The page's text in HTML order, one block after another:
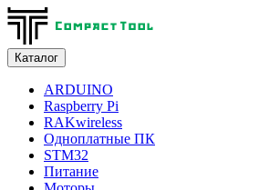
Каталог
ARDUINO
Raspberry Pi
RAKwireless
Одноплатные ПК
STM32
Питание